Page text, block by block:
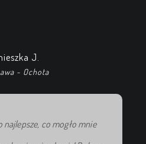
J.
- Ochota
najlepsze, co mogło mnie